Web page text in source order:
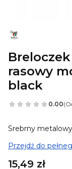
rasowy
black
0.00
Srebrny
Przejdź do
Cena
15,49 zł